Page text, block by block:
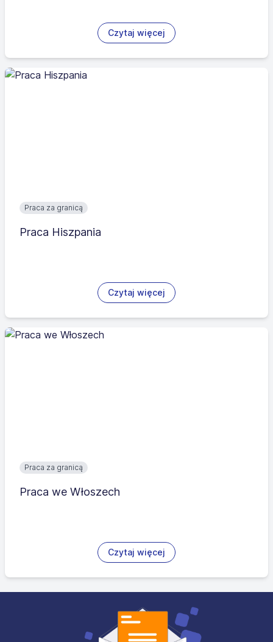
Czytaj więcej
Praca za granicą
Praca Hiszpania
Czytaj więcej
Praca za granicą
Praca we Włoszech
Czytaj więcej